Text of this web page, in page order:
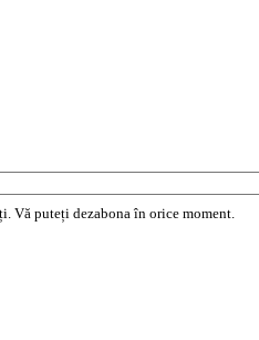
Vă puteți dezabona în orice moment.